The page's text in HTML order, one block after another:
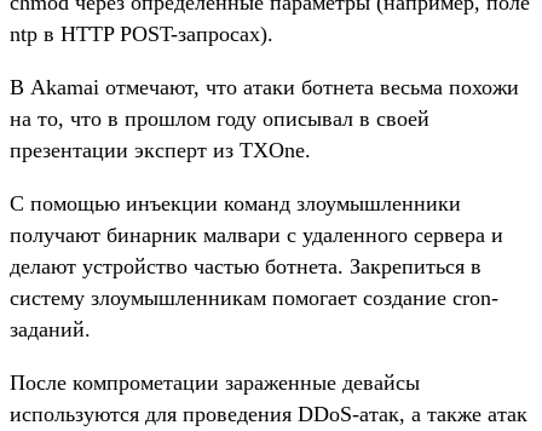
ntp в HTTP POST-запросах).
В Akamai отмечают, что атаки ботнета весьма похожи
на то, что в прошлом году описывал в своей
презентации эксперт из TXOne.
С помощью инъекции команд злоумышленники
получают бинарник малвари с удаленного сервера и
делают устройство частью ботнета. Закрепиться в
систему злоумышленникам помогает создание cron-
заданий.
После компрометации зараженные девайсы
используются для проведения DDoS-атак, а также атак